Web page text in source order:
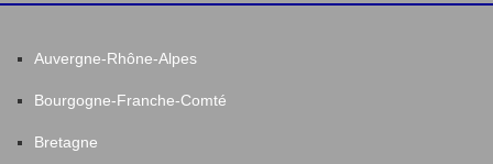
Auvergne-Rhône-Alpes
Bourgogne-Franche-Comté
Bretagne